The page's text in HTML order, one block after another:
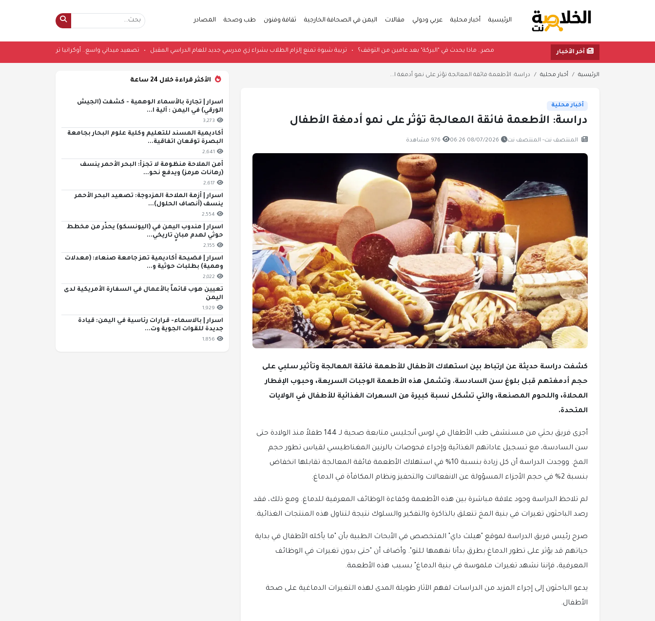
الرئيسية أخبار محلية عربي ودولي مقالات اليمن في الصحافة الخارجية ثقافة وفنون طب وصحة المصادر
آخر الأخبار مصر.. ماذا يحدث في "البركة" بعد عامين من التوقف؟•تربية شبوة تمنع إلزام الطلاب بشراء زي مدرسي جديد للعام الدراسي المقبل•تصعيد ميداني واسع.. أوكرانيا ترصد 261 اشتباكاً وروسيا تدمر605 مسيرات
الرئيسية أخبار محلية دراسة: الأطعمة فائقة المعالجة تؤثر على نمو أدمغة ا...
أخبار محلية
دراسة: الأطعمة فائقة المعالجة تؤثر على نمو أدمغة الأطفال
المنتصف نت- المنتصف نت 08/07/2026 06:26 976 مشاهدة
كشفت دراسة حديثة عن ارتباط بين استهلاك الأطفال للأطعمة فائقة المعالجة وتأثير سلبي على
حجم أدمغتهم قبل بلوغ سن السادسة. وتشمل هذه الأطعمة الوجبات السريعة، وحبوب الإفطار
المحلاة، واللحوم المصنعة، والتي تشكل نسبة كبيرة من السعرات الغذائية للأطفال في الولايات
المتحدة.
أجرى فريق بحثي من مستشفى طب الأطفال في لوس أنجليس متابعة صحية لـ 144 طفلاً منذ الولادة حتى
سن السادسة، مع تسجيل عاداتهم الغذائية وإجراء فحوصات بالرنين المغناطيسي لقياس تطور حجم
المخ. ووجدت الدراسة أن كل زيادة بنسبة 10% في استهلاك الأطعمة فائقة المعالجة تقابلها انخفاض
بنسبة 2% في حجم الأجزاء المسؤولة عن الانفعالات والتحفيز ونظام المكافأة في الدماغ.
لم تلاحظ الدراسة وجود علاقة مباشرة بين هذه الأطعمة وكفاءة الوظائف المعرفية للدماغ. ومع ذلك، فقد
رصد الباحثون تغيرات في بنية المخ تتعلق بالذاكرة والتفكير والسلوك نتيجة لتناول هذه المنتجات الغذائية.
صرح رئيس فريق الدراسة لموقع "هيلث داي" المتخصص في الأبحاث الطبية بأن "ما يأكله الأطفال في بداية
حياتهم قد يؤثر على تطور الدماغ بطرق بدأنا نفهمها للتو". وأضاف أن "حتى بدون تغيرات في الوظائف
المعرفية، فإننا نشهد تغيرات ملموسة في بنية الدماغ" بسبب هذه الأطعمة.
يدعو الباحثون إلى إجراء المزيد من الدراسات لفهم الآثار طويلة المدى لهذه التغيرات الدماغية على صحة
الأطفال.
الأكثر قراءة خلال 24 ساعة
اسرار | تجارة بالأسماء الوهمية - كشفت (الجيش
الورقي) في اليمن : آلية ا...
3,273
أكاديمية المسند للتعليم وكلية علوم البحار بجامعة
البصرة توقعان اتفاقية...
2,641
أمن الملاحة منظومة لا تجزأ: البحر الأحمر ينسف
(رهانات هرمز) ويدفع نحو...
2,617
اسرار | أزمة الملاحة المزدوجة: تصعيد البحر الأحمر
ينسف (أنصاف الحلول)...
2,554
اسرار | مندوب اليمن في (اليونسكو) يحذّر من مخطط
حوثي لهدم مبانٍ تاريخي...
2,155
اسرار | فضيحة أكاديمية تهز جامعة صنعاء: (معدلات
وهمية) بطلبات حوثية و...
2,022
تعيين هوب قائماً بالأعمال في السفارة الأمريكية لدى
اليمن
1,929
اسرار | بالاسماء- قرارات رئاسية في اليمن: قيادة
جديدة للقوات الجوية وت...
1,856